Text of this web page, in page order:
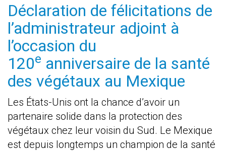
Déclaration de félicitations de
l’administrateur adjoint à
l’occasion du
120e anniversaire de la santé
des végétaux au Mexique
Les États-Unis ont la chance d’avoir un
partenaire solide dans la protection des
végétaux chez leur voisin du Sud. Le Mexique
est depuis longtemps un champion de la santé